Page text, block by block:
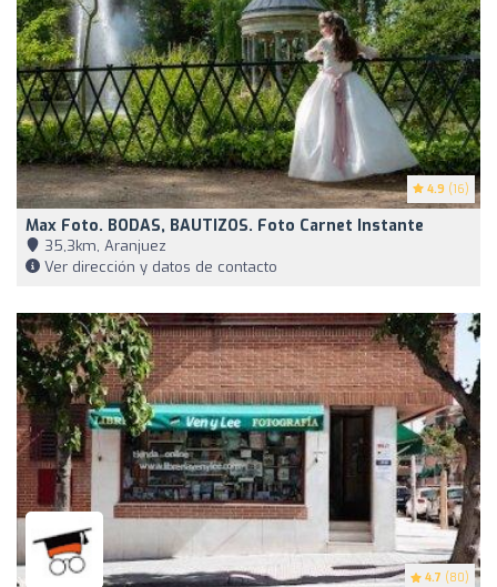
4.9 (16)
Max Foto. BODAS, BAUTIZOS. Foto Carnet Instante
35,3km, Aranjuez
Ver dirección y datos de contacto
4.7 (80)